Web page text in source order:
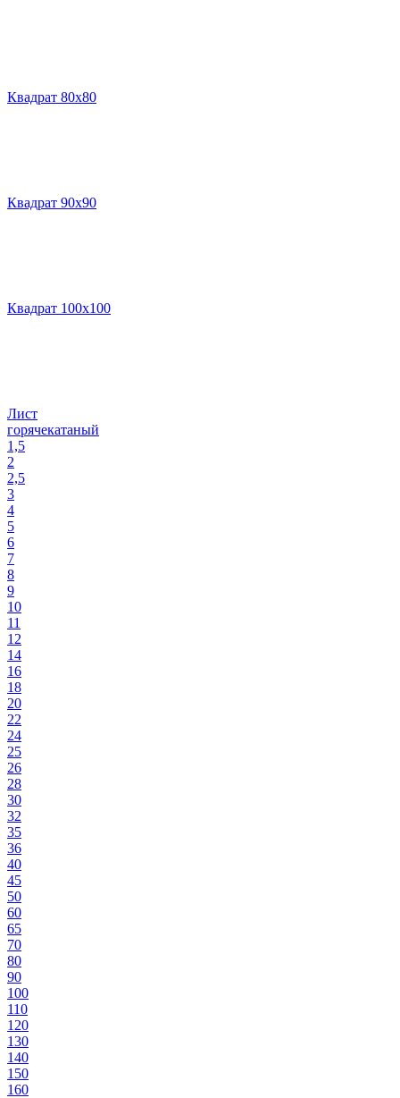
Квадрат 80х80
Квадрат 90х90
Квадрат 100х100
Лист
горячекатаный
1,5
2
2,5
3
4
5
6
7
8
9
10
11
12
14
16
18
20
22
24
25
26
28
30
32
35
36
40
45
50
60
65
70
80
90
100
110
120
130
140
150
160